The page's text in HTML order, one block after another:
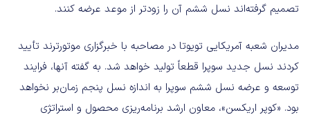
تصمیم گرفته‌اند نسل ششم آن را زودتر از موعد عرضه کنند.
مدیران شعبه آمریکایی تویوتا در مصاحبه با خبرگزاری موتورترند تأیید
کردند نسل جدید سوپرا قطعاً تولید خواهد شد. به گفته آنها، فرایند
توسعه و عرضه نسل ششم سوپرا به اندازه نسل پنجم زمان‌بر نخواهد
بود. «کوپر اریکسن»، معاون ارشد برنامه‌ریزی محصول و استراتژی